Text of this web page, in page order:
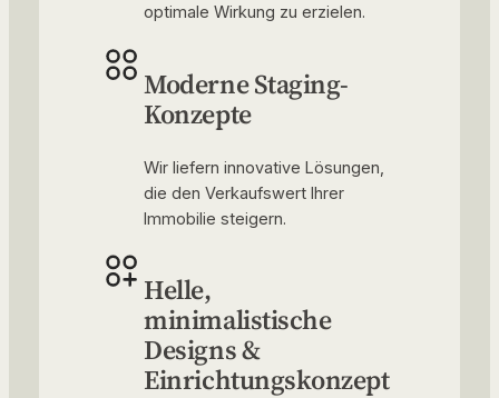
optimale Wirkung zu erzielen.
Moderne Staging-
Konzepte
Wir liefern innovative Lösungen,
die den Verkaufswert Ihrer
Immobilie steigern.
Helle,
minimalistische
Designs &
Einrichtungskonzept